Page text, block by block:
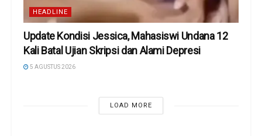
HEADLINE
Update Kondisi Jessica, Mahasiswi Undana 12
Kali Batal Ujian Skripsi dan Alami Depresi
5 AGUSTUS 2026
LOAD MORE